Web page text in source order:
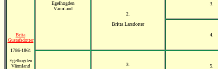
Brita
Gustafsdotter
1786-1861
Egelhogden
Värmland
Egelhogden
Värmland
2.
Britta Larsdotter
3.
4.
3.
5.